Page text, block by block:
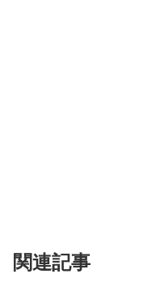
関連記事